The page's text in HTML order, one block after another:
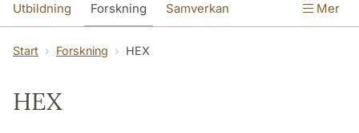
Utbildning Forskning Samverkan
Om institutionen Kontakt
Mer
Start Forskning HEX
HEX